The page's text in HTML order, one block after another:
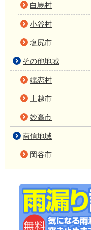
白馬村
小谷村
塩尻市
その他地域
嬬恋村
上越市
妙高市
南信地域
岡谷市